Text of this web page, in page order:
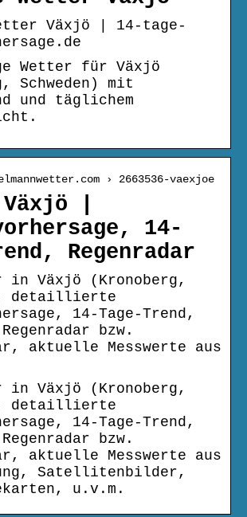
Växjö | 14-tage-
Wetter für Växjö
Schweden) mit
und täglichem
› 2663536-vaexjoe
|
14-
Regenradar
in Växjö (Kronoberg,
detaillierte
14-Tage-Trend,
bzw.
aktuelle Messwerte aus
in Växjö (Kronoberg,
detaillierte
14-Tage-Trend,
bzw.
aktuelle Messwerte aus
Satellitenbilder,
u.v.m.